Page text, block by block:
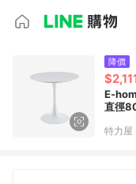
降價
E-
直徑
特力屋